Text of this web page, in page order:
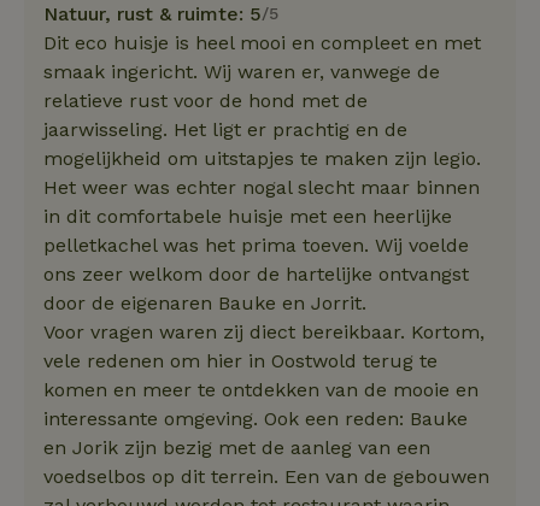
Natuur, rust & ruimte: 5/5
Dit eco huisje is heel mooi en compleet en met
smaak ingericht. Wij waren er, vanwege de
relatieve rust voor de hond met de
jaarwisseling. Het ligt er prachtig en de
mogelijkheid om uitstapjes te maken zijn legio.
Het weer was echter nogal slecht maar binnen
in dit comfortabele huisje met een heerlijke
pelletkachel was het prima toeven. Wij voelde
ons zeer welkom door de hartelijke ontvangst
door de eigenaren Bauke en Jorrit.
Voor vragen waren zij diect bereikbaar. Kortom,
vele redenen om hier in Oostwold terug te
komen en meer te ontdekken van de mooie en
interessante omgeving. Ook een reden: Bauke
en Jorik zijn bezig met de aanleg van een
voedselbos op dit terrein. Een van de gebouwen